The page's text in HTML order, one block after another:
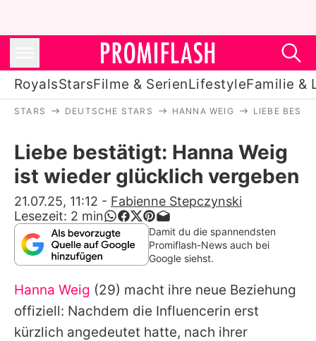
RoyalsStarsFilme & SerienLifestyleFamilie &
Stars
Filme & Serien
Lifestyle
Familie & Liebe
Alle Themen auf Promiflash
STARS DEUTSCHE STARS HANNA WEIG LIEBE
Liebe bestätigt: Hanna Weig
ist wieder glücklich vergeben
21.07.25, 11:12 - Fabienne Stepczynski
Lesezeit: 2 min
Damit du die spannendsten
Promiflash-News auch bei
Google siehst.
Hanna Weig (29) macht ihre neue Beziehung
offiziell: Nachdem die Influencerin erst
kürzlich angedeutet hatte, nach ihrer